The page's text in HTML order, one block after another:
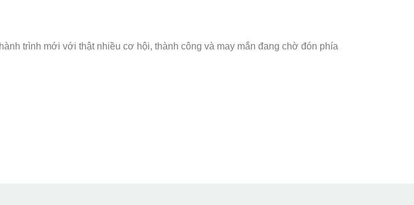
trình mới với thật nhiều cơ hội, thành công và may mắn đang chờ đón phía